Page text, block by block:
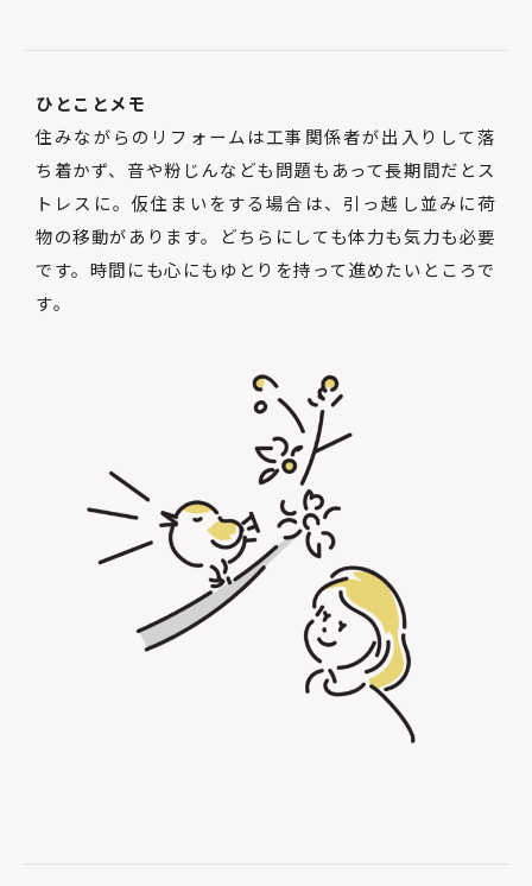
ひとことメモ
住みながらのリフォームは工事関係者が出入りして落
ち着かず、音や粉じんなども問題もあって長期間だとス
トレスに。仮住まいをする場合は、引っ越し並みに荷
物の移動があります。どちらにしても体力も気力も必要
です。時間にも心にもゆとりを持って進めたいところで
す。